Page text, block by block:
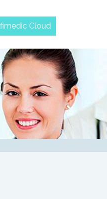
Cloud